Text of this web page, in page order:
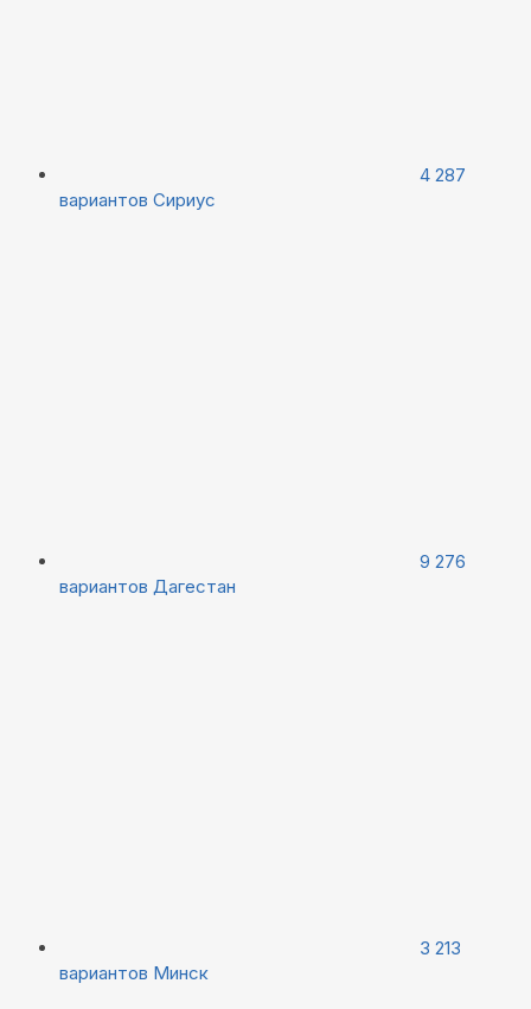
4 287
вариантов Сириус
9 276
вариантов Дагестан
3 213
вариантов Минск